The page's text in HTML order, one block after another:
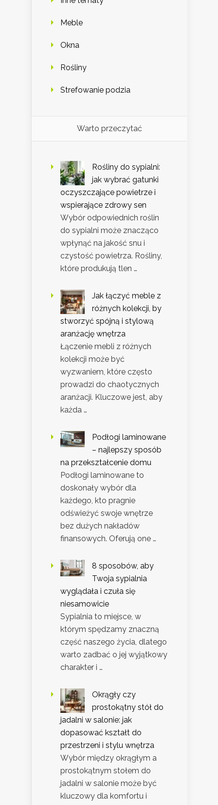
Meble
Okna
Rośliny
Strefowanie podzia
Warto przeczytać
Rośliny do sypialni:
jak wybrać gatunki
oczyszczające powietrze i
wspierające zdrowy sen
Wybór odpowiednich roślin
do sypialni może znacząco
wpłynąć na jakość snu i
czystość powietrza. Rośliny,
które produkują tlen …
Jak łączyć meble z
różnych kolekcji, by
stworzyć spójną i stylową
aranżację wnętrza
Łączenie mebli z różnych
kolekcji może być
wyzwaniem, które często
prowadzi do chaotycznych
aranżacji. Kluczowe jest, aby
każda …
Podłogi laminowane
– najlepszy sposób
na przekształcenie domu
Podłogi laminowane to
doskonały wybór dla
każdego, kto pragnie
odświeżyć swoje wnętrze
bez dużych nakładów
finansowych. Oferują one …
8 sposobów, aby
Twoja sypialnia
wyglądała i czuła się
niesamowicie
Sypialnia to miejsce, w
którym spędzamy znaczną
część naszego życia, dlatego
warto zadbać o jej wyjątkowy
charakter i …
Okrągły czy
prostokątny stół do
jadalni w salonie: jak
dopasować kształt do
przestrzeni i stylu wnętrza
Wybór między okrągłym a
prostokątnym stołem do
jadalni w salonie może być
kluczowy dla komfortu i